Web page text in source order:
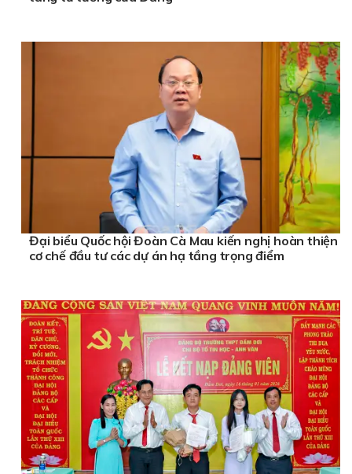
Đại biểu Quốc hội Đoàn Cà Mau kiến nghị hoàn thiện
cơ chế đầu tư các dự án hạ tầng trọng điểm